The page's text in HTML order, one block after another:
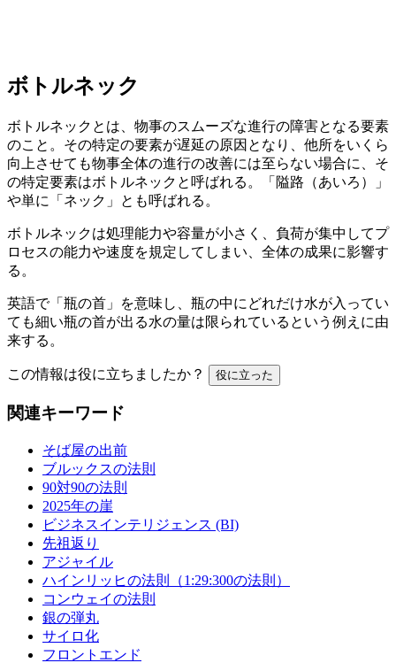
ボトルネック
ボトルネックとは、物事のスムーズな進行の障害となる要素
のこと。その特定の要素が遅延の原因となり、他所をいくら
向上させても物事全体の進行の改善には至らない場合に、そ
の特定要素はボトルネックと呼ばれる。「隘路（あいろ）」
や単に「ネック」とも呼ばれる。
ボトルネックは処理能力や容量が小さく、負荷が集中してプ
ロセスの能力や速度を規定してしまい、全体の成果に影響す
る。
英語で「瓶の首」を意味し、瓶の中にどれだけ水が入ってい
ても細い瓶の首が出る水の量は限られているという例えに由
来する。
この情報は役に立ちましたか？ 役に立った
関連キーワード
そば屋の出前
ブルックスの法則
90対90の法則
2025年の崖
ビジネスインテリジェンス (BI)
先祖返り
アジャイル
ハインリッヒの法則（1:29:300の法則）
コンウェイの法則
銀の弾丸
サイロ化
フロントエンド